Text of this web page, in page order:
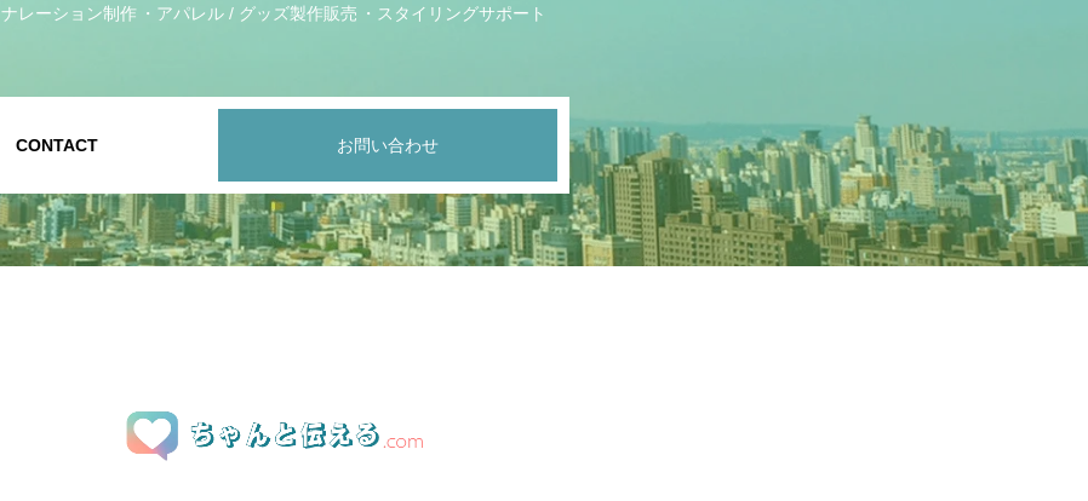
ナレーション制作
アパレル / グッズ製作販売 スタイリングサポート
CONTACT お問い合わせ